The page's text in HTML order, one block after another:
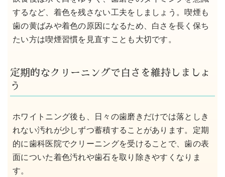
するなど、着色を残さない工夫をしましょう。喫煙も
歯の黄ばみや着色の原因になるため、白さを長く保ち
たい方は喫煙習慣を見直すことも大切です。
定期的なクリーニングで白さを維持しましょ
う
ホワイトニング後も、日々の歯磨きだけでは落としき
れない汚れが少しずつ蓄積することがあります。定期
的に歯科医院でクリーニングを受けることで、歯の表
面についた着色汚れや歯石を取り除きやすくなりま
す。